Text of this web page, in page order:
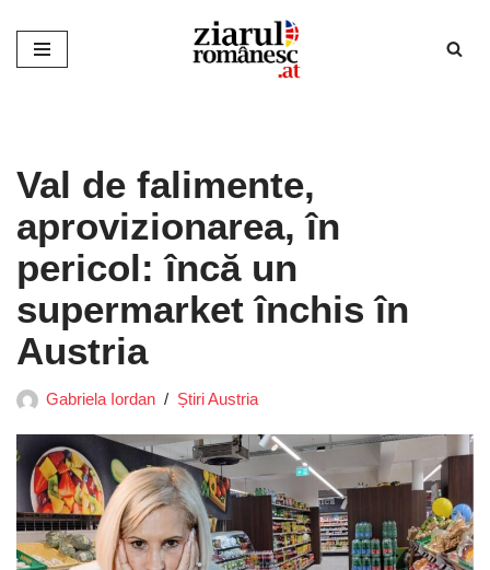
Sari
Val de falimente,
aprovizionarea, în
pericol: încă un
supermarket închis în
Austria
Gabriela Iordan Știri Austria